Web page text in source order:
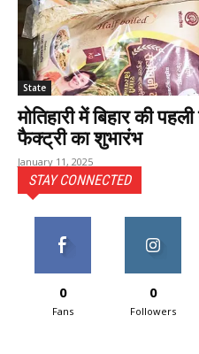
State
मोतिहारी में बिहार की
फैक्ट्री का शुभारंभ
January 11, 2025
STAY CONNECTED
0
Fans
0
Followers